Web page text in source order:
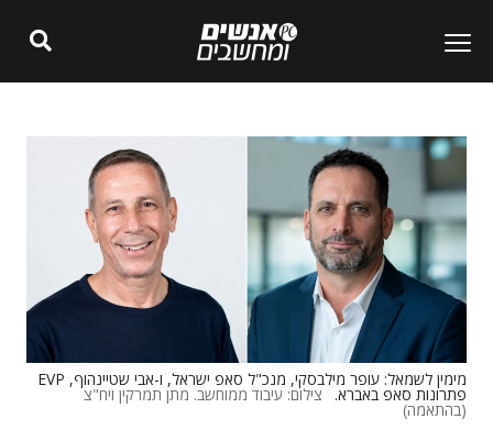
מימין לשמאל: עופר מילבסקי, מנכ"ל סאפ ישראל, ו-אבי שטיינהוף, EVP
פתרונות סאפ באברא. צילום: עיבוד ממוחשב. מתן תמרקין ויח"צ
(בהתאמה)